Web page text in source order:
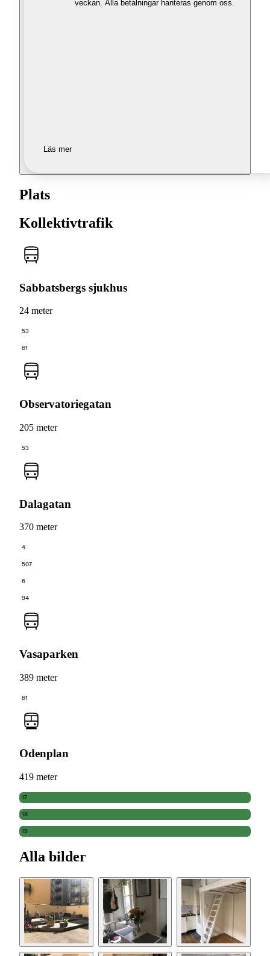
veckan. Alla betalningar hanteras genom oss.
Läs mer
Plats
Kollektivtrafik
Sabbatsbergs sjukhus
24 meter
53
61
Observatoriegatan
205 meter
53
Dalagatan
370 meter
4
507
6
94
Vasaparken
389 meter
61
Odenplan
419 meter
17
18
19
Alla bilder